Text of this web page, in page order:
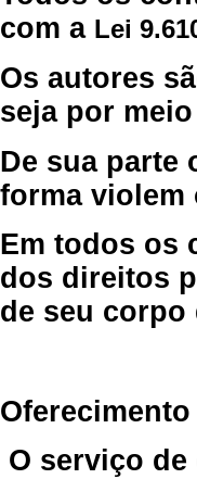
com a Lei
Os autores
seja por
De sua parte
forma violem
Em todos os
dos direitos
de seu corpo
O serviço